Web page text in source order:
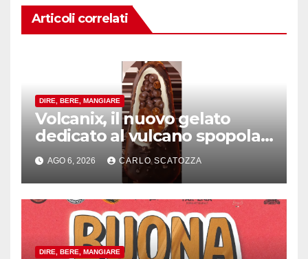
Articoli correlati
DIRE, BERE, MANGIARE
Volcanix, il nuovo gelato
dedicato al vulcano spopola,
è nato a Caivano
AGO 6, 2026 CARLO SCATOZZA
DIRE, BERE, MANGIARE